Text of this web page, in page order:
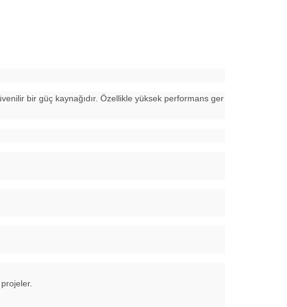
bir güç kaynağıdır. Özellikle yüksek performans ger